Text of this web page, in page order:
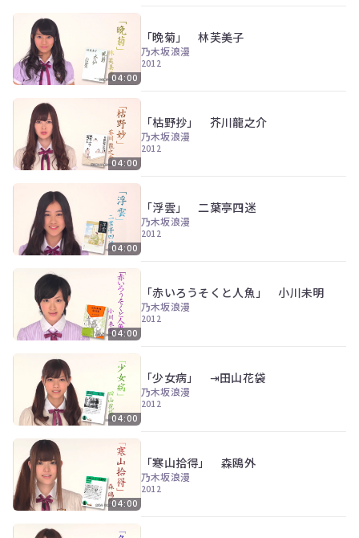
04:00
「晩菊」 林芙美子
乃木坂浪漫
2012
04:00
「枯野抄」 芥川龍之介
乃木坂浪漫
2012
04:00
「浮雲」 二葉亭四迷
乃木坂浪漫
2012
04:00
「赤いろうそくと人魚」 小川未明
乃木坂浪漫
2012
04:00
「少女病」 ⇥田山花袋
乃木坂浪漫
2012
04:00
「寒山拾得」 森鴎外
乃木坂浪漫
2012